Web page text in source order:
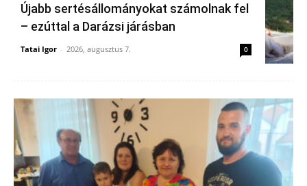
Újabb sertésállományokat számolnak fel
– ezúttal a Darázsi járásban
Tatai Igor - 2026, augusztus 7. 0